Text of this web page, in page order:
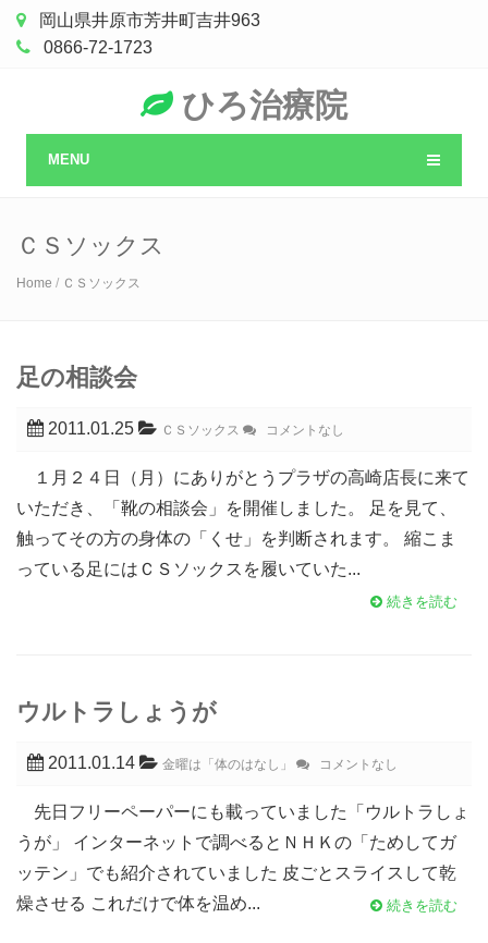
岡山県井原市芳井町吉井963
0866-72-1723
ひろ治療院
MENU
ＣＳソックス
Home / ＣＳソックス
足の相談会
2011.01.25 ＣＳソックス コメントなし
１月２４日（月）にありがとうプラザの高崎店長に来て
いただき、「靴の相談会」を開催しました。 足を見て、
触ってその方の身体の「くせ」を判断されます。 縮こま
っている足にはＣＳソックスを履いていた...
続きを読む
ウルトラしょうが
2011.01.14 金曜は「体のはなし」 コメントなし
先日フリーペーパーにも載っていました「ウルトラしょ
うが」 インターネットで調べるとＮＨＫの「ためしてガ
ッテン」でも紹介されていました 皮ごとスライスして乾
燥させる これだけで体を温め...
続きを読む